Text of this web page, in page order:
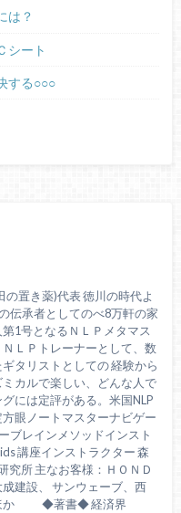
は？
シート
する○○○
置き薬)代表 徳川の時代よ
伝承者としてのべ8万軒の家
1号となるＮＬＰメタマス
ＬＰトレーナーとして、数
タリストとしての 経験から
カルで楽しい、どんな人で
には定評がある。米国NLP
眼ノートマスターナビゲー
ブレインメソッドインスト
講座インストラクター 森
究所 主なお客様：ＨＯＮＤ
建設、 サンウェーブ、西
ほか ◆著書◆ 経済界